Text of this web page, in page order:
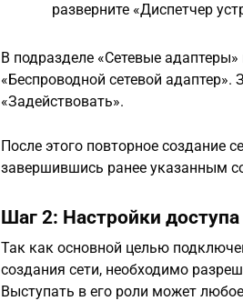
разверните «Диспетчер
В подразделе «Сетевые
«Беспроводной сетевой
«Задействовать».
После этого повторное создание
завершившись ранее указанным
Шаг 2: Настройки доступа
Так как основной целью
создания сети, необходимо
Выступать в его роли может